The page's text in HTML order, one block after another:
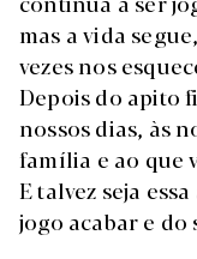
mas a vida
vezes nos
Depois do apito
nossos dias, às
família e ao que
E talvez seja
jogo acabar e do